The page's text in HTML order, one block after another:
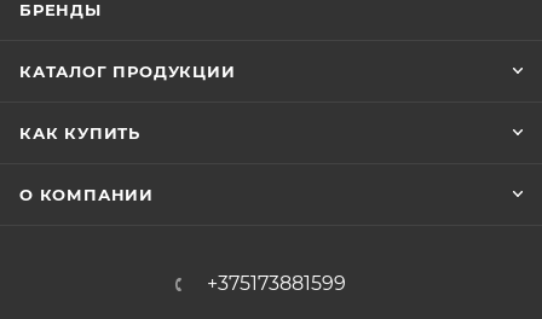
БРЕНДЫ
КАТАЛОГ ПРОДУКЦИИ
КАК КУПИТЬ
О КОМПАНИИ
+375173881599